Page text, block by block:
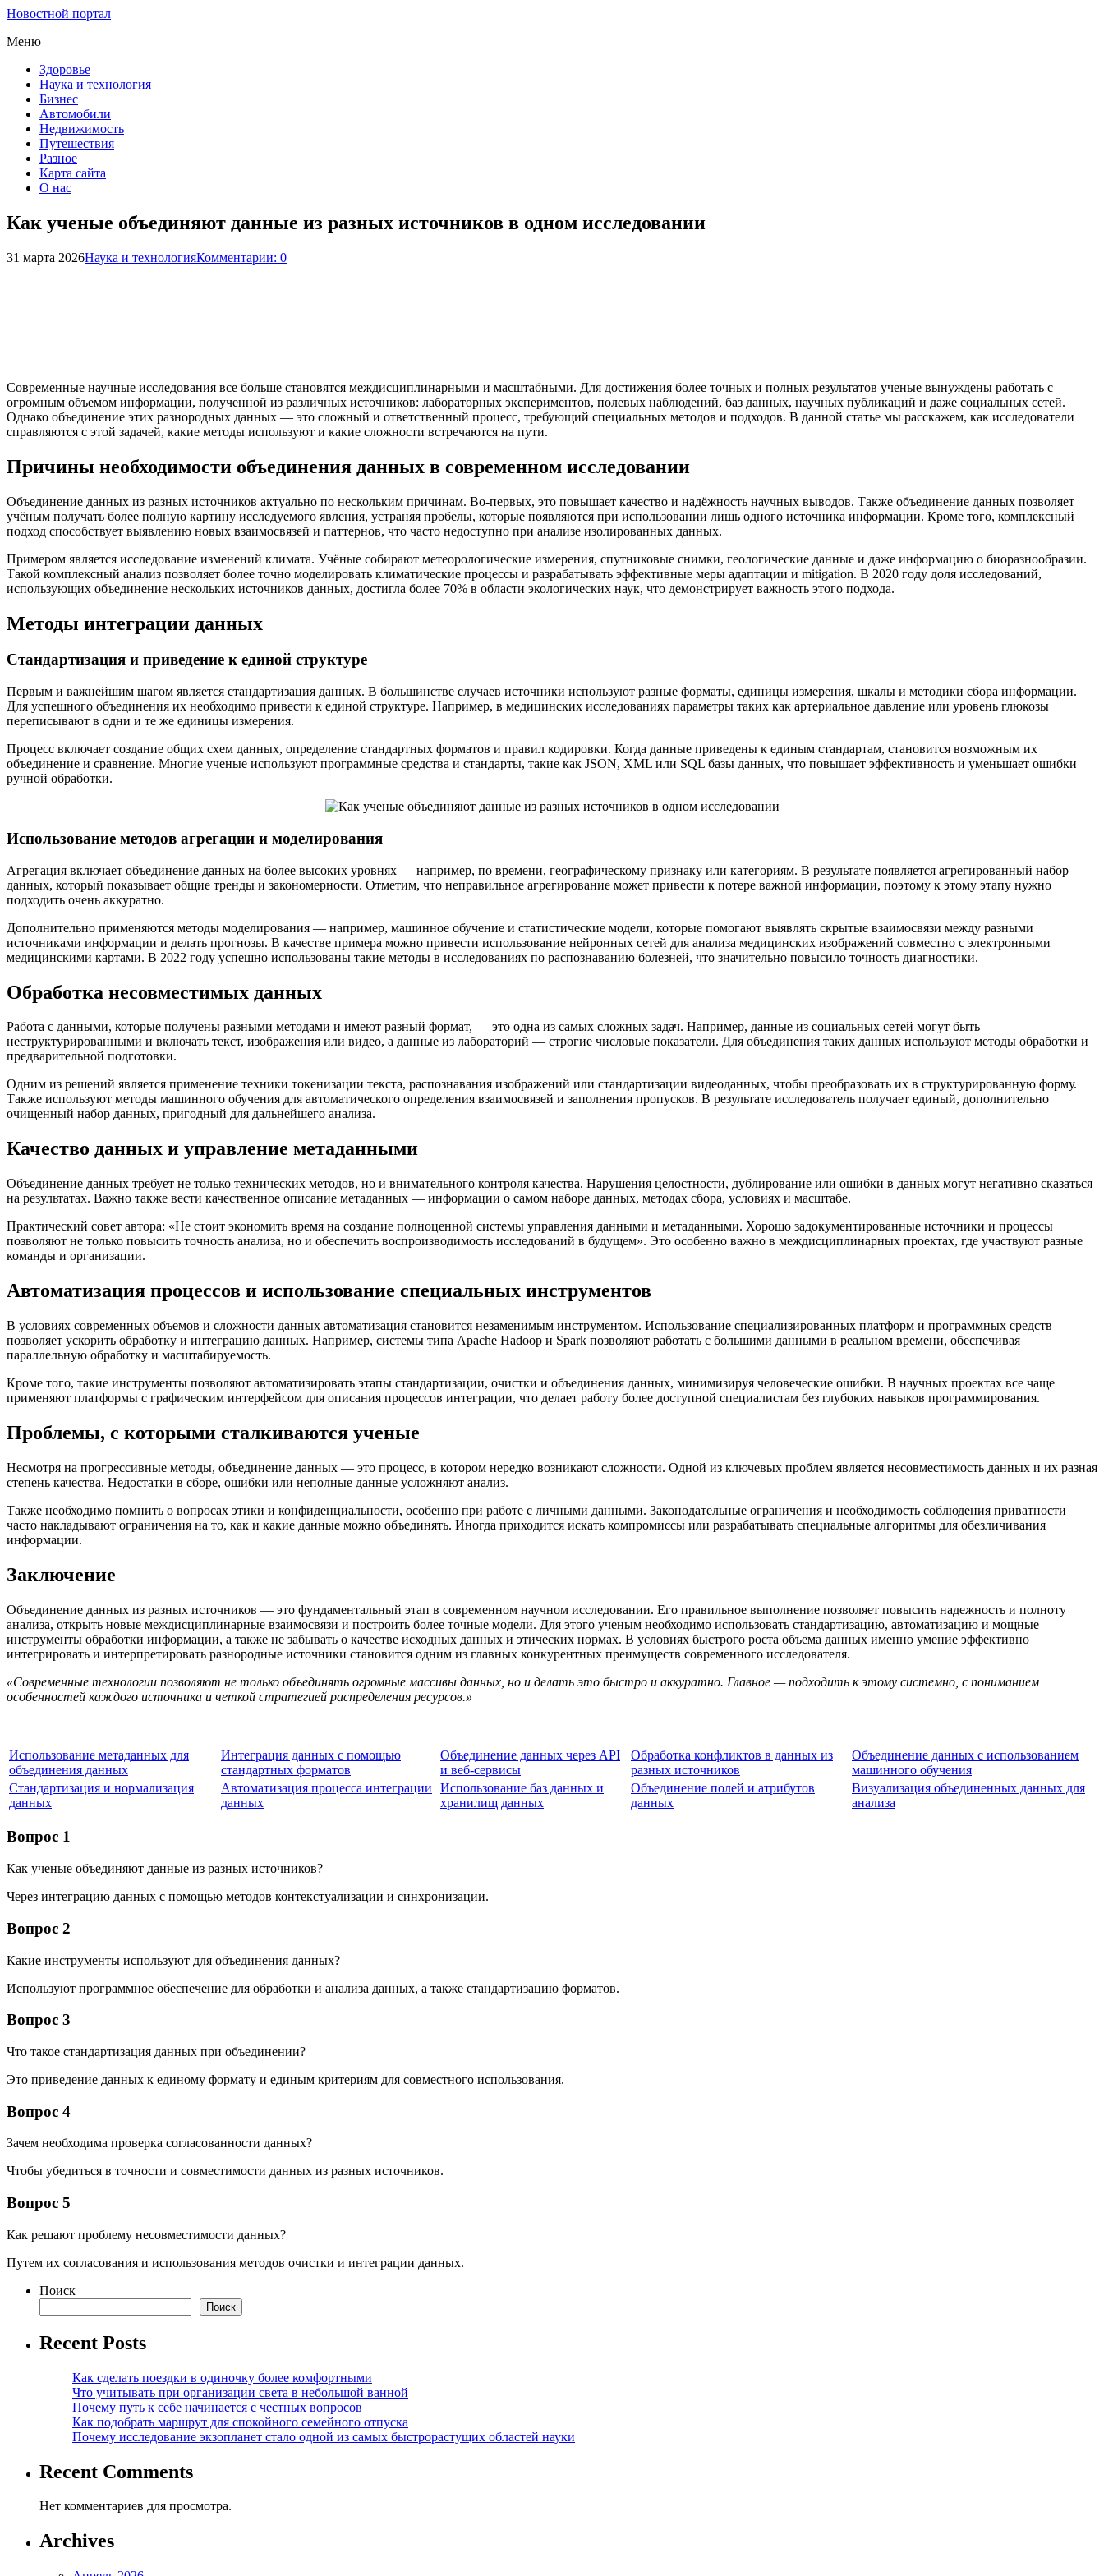
Новостной портал
Меню
Здоровье
Наука и технология
Бизнес
Автомобили
Недвижимость
Путешествия
Разное
Карта сайта
О нас
Как ученые объединяют данные из разных источников в одном исследовании
31 марта 2026Наука и технологияКомментарии: 0
Современные научные исследования все больше становятся междисциплинарными и масштабными. Для достижения более точных и полных результатов ученые вынуждены работать с
огромным объемом информации, полученной из различных источников: лабораторных экспериментов, полевых наблюдений, баз данных, научных публикаций и даже социальных сетей.
Однако объединение этих разнородных данных — это сложный и ответственный процесс, требующий специальных методов и подходов. В данной статье мы расскажем, как исследователи
справляются с этой задачей, какие методы используют и какие сложности встречаются на пути.
Причины необходимости объединения данных в современном исследовании
Объединение данных из разных источников актуально по нескольким причинам. Во-первых, это повышает качество и надёжность научных выводов. Также объединение данных позволяет
учёным получать более полную картину исследуемого явления, устраняя пробелы, которые появляются при использовании лишь одного источника информации. Кроме того, комплексный
подход способствует выявлению новых взаимосвязей и паттернов, что часто недоступно при анализе изолированных данных.
Примером является исследование изменений климата. Учёные собирают метеорологические измерения, спутниковые снимки, геологические данные и даже информацию о биоразнообразии.
Такой комплексный анализ позволяет более точно моделировать климатические процессы и разрабатывать эффективные меры адаптации и mitigation. В 2020 году доля исследований,
использующих объединение нескольких источников данных, достигла более 70% в области экологических наук, что демонстрирует важность этого подхода.
Методы интеграции данных
Стандартизация и приведение к единой структуре
Первым и важнейшим шагом является стандартизация данных. В большинстве случаев источники используют разные форматы, единицы измерения, шкалы и методики сбора информации.
Для успешного объединения их необходимо привести к единой структуре. Например, в медицинских исследованиях параметры таких как артериальное давление или уровень глюкозы
переписывают в одни и те же единицы измерения.
Процесс включает создание общих схем данных, определение стандартных форматов и правил кодировки. Когда данные приведены к единым стандартам, становится возможным их
объединение и сравнение. Многие ученые используют программные средства и стандарты, такие как JSON, XML или SQL базы данных, что повышает эффективность и уменьшает ошибки
ручной обработки.
Использование методов агрегации и моделирования
Агрегация включает объединение данных на более высоких уровнях — например, по времени, географическому признаку или категориям. В результате появляется агрегированный набор
данных, который показывает общие тренды и закономерности. Отметим, что неправильное агрегирование может привести к потере важной информации, поэтому к этому этапу нужно
подходить очень аккуратно.
Дополнительно применяются методы моделирования — например, машинное обучение и статистические модели, которые помогают выявлять скрытые взаимосвязи между разными
источниками информации и делать прогнозы. В качестве примера можно привести использование нейронных сетей для анализа медицинских изображений совместно с электронными
медицинскими картами. В 2022 году успешно использованы такие методы в исследованиях по распознаванию болезней, что значительно повысило точность диагностики.
Обработка несовместимых данных
Работа с данными, которые получены разными методами и имеют разный формат, — это одна из самых сложных задач. Например, данные из социальных сетей могут быть
неструктурированными и включать текст, изображения или видео, а данные из лабораторий — строгие числовые показатели. Для объединения таких данных используют методы обработки и
предварительной подготовки.
Одним из решений является применение техники токенизации текста, распознавания изображений или стандартизации видеоданных, чтобы преобразовать их в структурированную форму.
Также используют методы машинного обучения для автоматического определения взаимосвязей и заполнения пропусков. В результате исследователь получает единый, дополнительно
очищенный набор данных, пригодный для дальнейшего анализа.
Качество данных и управление метаданными
Объединение данных требует не только технических методов, но и внимательного контроля качества. Нарушения целостности, дублирование или ошибки в данных могут негативно сказаться
на результатах. Важно также вести качественное описание метаданных — информации о самом наборе данных, методах сбора, условиях и масштабе.
Практический совет автора: «Не стоит экономить время на создание полноценной системы управления данными и метаданными. Хорошо задокументированные источники и процессы
позволяют не только повысить точность анализа, но и обеспечить воспроизводимость исследований в будущем». Это особенно важно в междисциплинарных проектах, где участвуют разные
команды и организации.
Автоматизация процессов и использование специальных инструментов
В условиях современных объемов и сложности данных автоматизация становится незаменимым инструментом. Использование специализированных платформ и программных средств
позволяет ускорить обработку и интеграцию данных. Например, системы типа Apache Hadoop и Spark позволяют работать с большими данными в реальном времени, обеспечивая
параллельную обработку и масштабируемость.
Кроме того, такие инструменты позволяют автоматизировать этапы стандартизации, очистки и объединения данных, минимизируя человеческие ошибки. В научных проектах все чаще
применяют платформы с графическим интерфейсом для описания процессов интеграции, что делает работу более доступной специалистам без глубоких навыков программирования.
Проблемы, с которыми сталкиваются ученые
Несмотря на прогрессивные методы, объединение данных — это процесс, в котором нередко возникают сложности. Одной из ключевых проблем является несовместимость данных и их разная
степень качества. Недостатки в сборе, ошибки или неполные данные усложняют анализ.
Также необходимо помнить о вопросах этики и конфиденциальности, особенно при работе с личными данными. Законодательные ограничения и необходимость соблюдения приватности
часто накладывают ограничения на то, как и какие данные можно объединять. Иногда приходится искать компромиссы или разрабатывать специальные алгоритмы для обезличивания
информации.
Заключение
Объединение данных из разных источников — это фундаментальный этап в современном научном исследовании. Его правильное выполнение позволяет повысить надежность и полноту
анализа, открыть новые междисциплинарные взаимосвязи и построить более точные модели. Для этого ученым необходимо использовать стандартизацию, автоматизацию и мощные
инструменты обработки информации, а также не забывать о качестве исходных данных и этических нормах. В условиях быстрого роста объема данных именно умение эффективно
интегрировать и интерпретировать разнородные источники становится одним из главных конкурентных преимуществ современного исследователя.
«Современные технологии позволяют не только объединять огромные массивы данных, но и делать это быстро и аккуратно. Главное — подходить к этому системно, с пониманием
особенностей каждого источника и четкой стратегией распределения ресурсов.»
Использование метаданных для
объединения данных
Интеграция данных с помощью
стандартных форматов
Объединение данных через API
и веб-сервисы
Обработка конфликтов в данных из
разных источников
Объединение данных с использованием
машинного обучения
Стандартизация и нормализация
данных
Автоматизация процесса интеграции
данных
Использование баз данных и
хранилищ данных
Объединение полей и атрибутов
данных
Визуализация объединенных данных для
анализа
Вопрос 1
Как ученые объединяют данные из разных источников?
Через интеграцию данных с помощью методов контекстуализации и синхронизации.
Вопрос 2
Какие инструменты используют для объединения данных?
Используют программное обеспечение для обработки и анализа данных, а также стандартизацию форматов.
Вопрос 3
Что такое стандартизация данных при объединении?
Это приведение данных к единому формату и единым критериям для совместного использования.
Вопрос 4
Зачем необходима проверка согласованности данных?
Чтобы убедиться в точности и совместимости данных из разных источников.
Вопрос 5
Как решают проблему несовместимости данных?
Путем их согласования и использования методов очистки и интеграции данных.
Поиск
Поиск
Recent Posts
Как сделать поездки в одиночку более комфортными
Что учитывать при организации света в небольшой ванной
Почему путь к себе начинается с честных вопросов
Как подобрать маршрут для спокойного семейного отпуска
Почему исследование экзопланет стало одной из самых быстрорастущих областей науки
Recent Comments
Нет комментариев для просмотра.
Archives